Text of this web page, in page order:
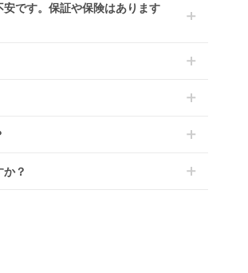
ご注文の上で、早期にご返却くださ
た状態のものをお送りします。商品に
都合によっては、表示されているお届
。あらかじめご了承ください。
です。保証や保険はあります
へ入れ安心補償オプションをご購入く
異なります。
料が確認いただけます。
ねますのであらかじめご了承くださ
にちに配送日指定をしてください。レ
？